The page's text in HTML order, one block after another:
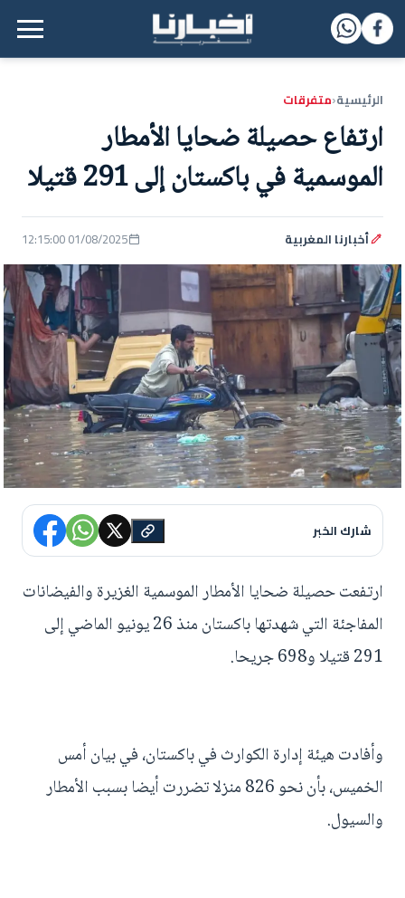
القائمة الرئيسية
الرئيسية‹متفرقات
ارتفاع حصيلة ضحايا الأمطار
الموسمية في باكستان إلى 291 قتيلا
أخبارنا المغربية 01/08/2025 12:15:00
شارك الخبر
ارتفعت حصيلة ضحايا الأمطار الموسمية الغزيرة والفيضانات
المفاجئة التي شهدتها باكستان منذ 26 يونيو الماضي إلى
291 قتيلا و698 جريحا.
وأفادت هيئة إدارة الكوارث في باكستان، في بيان أمس
الخميس، بأن نحو 826 منزلا تضررت أيضا بسبب الأمطار
والسيول.